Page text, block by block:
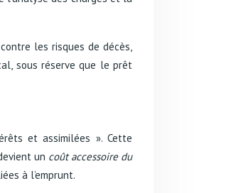
les risques de décès,
sous réserve que le prêt
et assimilées ». Cette
un coût accessoire du
à l’emprunt.